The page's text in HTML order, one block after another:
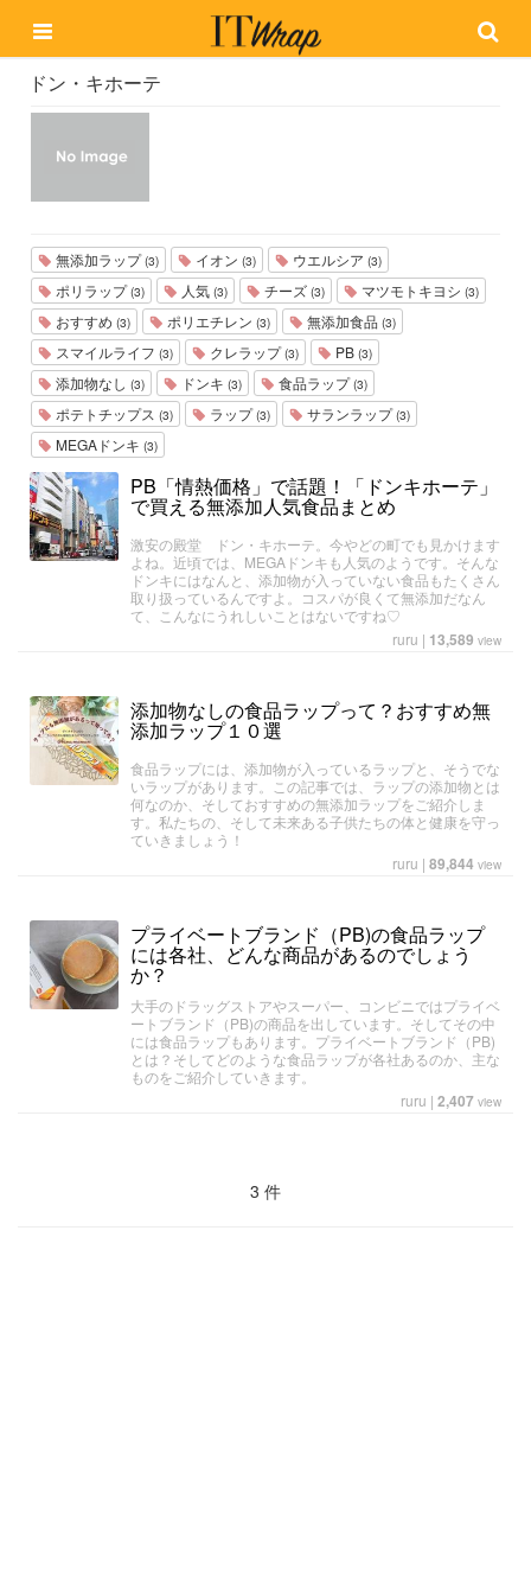
ドン・キホーテ
無添加ラップ(3) イオン (3) ウエルシア (3)
ポリラップ(3) 人気 (3) チーズ (3) マツモトキヨシ (3)
おすすめ (3) ポリエチレン (3) 無添加食品 (3)
スマイルライフ (3) クレラップ(3) PB (3)
添加物なし (3) ドンキ (3) 食品ラップ(3)
ポテトチップス (3) ラップ(3) サランラップ(3)
MEGAドンキ (3)
PB「情熱価格」で話題！「ドンキホーテ」
で買える無添加人気食品まとめ
激安の殿堂 ドン・キホーテ。今やどの町でも見かけます
よね。近頃では、MEGAドンキも人気のようです。そんな
ドンキにはなんと、添加物が入っていない食品もたくさん
取り扱っているんですよ。コスパが良くて無添加だなん
て、こんなにうれしいことはないですね♡
ruru | 13,589 view
添加物なしの食品ラップって？おすすめ無
添加ラップ１０選
食品ラップには、添加物が入っているラップと、そうでな
いラップがあります。この記事では、ラップの添加物とは
何なのか、そしておすすめの無添加ラップをご紹介しま
す。私たちの、そして未来ある子供たちの体と健康を守っ
ていきましょう！
ruru | 89,844 view
プライベートブランド（PB)の食品ラップ
には各社、どんな商品があるのでしょう
か？
大手のドラッグストアやスーパー、コンビニではプライベ
ートブランド（PB)の商品を出しています。そしてその中
には食品ラップもあります。プライベートブランド（PB)
とは？そしてどのような食品ラップが各社あるのか、主な
ものをご紹介していきます。
ruru | 2,407 view
3 件